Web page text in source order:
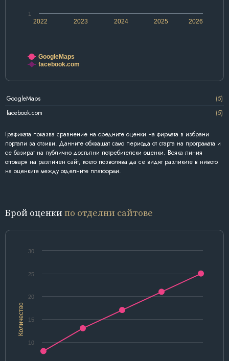
2022 2024 2026
2023 2025
1
GoogleMaps
facebook.com
GoogleMaps
(5)
facebook.com
(5)
Графиката показва сравнение на средните оценки на фирмата в избрани
портали за отзиви. Данните обхващат само периода от старта на програмата и
се базират на публично достъпни потребителски оценки. Всяка линия
отговаря на различен сайт, което позволява да се видят разликите в нивото
на оценките между отделните платформи.
Брой оценки по отделни сайтове
Количество
10
15
20
25
30